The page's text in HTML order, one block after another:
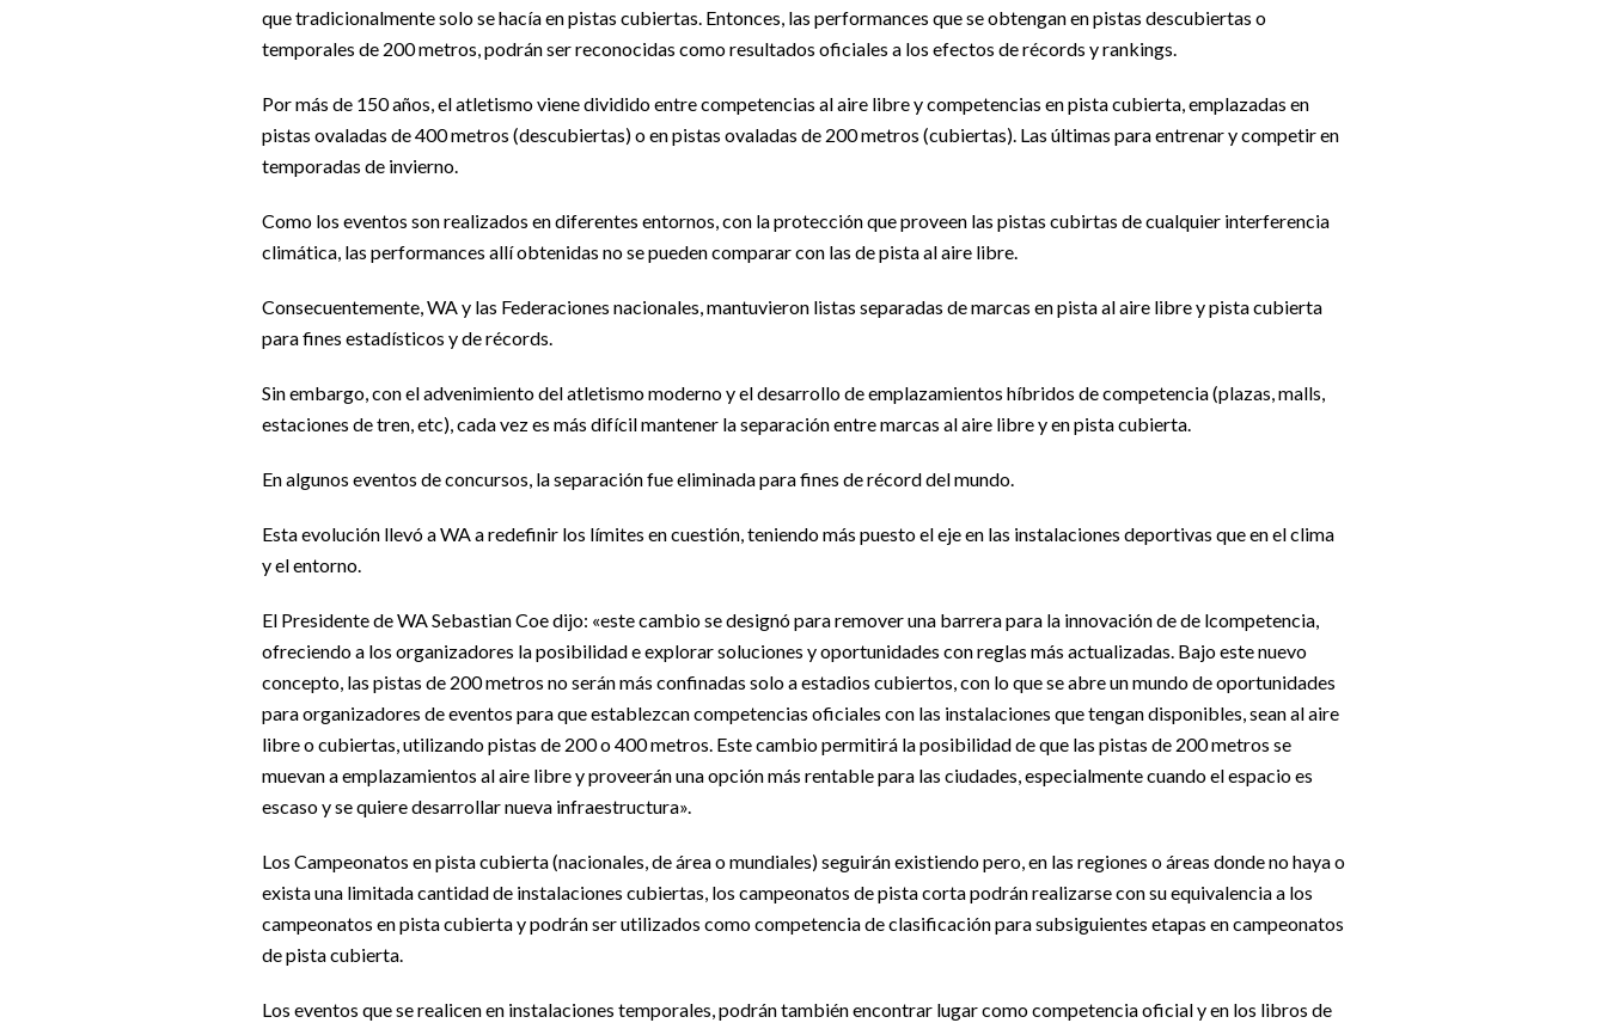
que tradicionalmente solo se hacía en pistas cubiertas. Entonces, las performances que se obtengan en pistas descubiertas o
temporales de 200 metros, podrán ser reconocidas como resultados oficiales a los efectos de récords y rankings.
Por más de 150 años, el atletismo viene dividido entre competencias al aire libre y competencias en pista cubierta, emplazadas en
pistas ovaladas de 400 metros (descubiertas) o en pistas ovaladas de 200 metros (cubiertas). Las últimas para entrenar y competir en
temporadas de invierno.
Como los eventos son realizados en diferentes entornos, con la protección que proveen las pistas cubirtas de cualquier interferencia
climática, las performances allí obtenidas no se pueden comparar con las de pista al aire libre.
Consecuentemente, WA y las Federaciones nacionales, mantuvieron listas separadas de marcas en pista al aire libre y pista cubierta
para fines estadísticos y de récords.
Sin embargo, con el advenimiento del atletismo moderno y el desarrollo de emplazamientos híbridos de competencia (plazas, malls,
estaciones de tren, etc), cada vez es más difícil mantener la separación entre marcas al aire libre y en pista cubierta.
En algunos eventos de concursos, la separación fue eliminada para fines de récord del mundo.
Esta evolución llevó a WA a redefinir los límites en cuestión, teniendo más puesto el eje en las instalaciones deportivas que en el clima
y el entorno.
El Presidente de WA Sebastian Coe dijo: «este cambio se designó para remover una barrera para la innovación de de lcompetencia,
ofreciendo a los organizadores la posibilidad e explorar soluciones y oportunidades con reglas más actualizadas. Bajo este nuevo
concepto, las pistas de 200 metros no serán más confinadas solo a estadios cubiertos, con lo que se abre un mundo de oportunidades
para organizadores de eventos para que establezcan competencias oficiales con las instalaciones que tengan disponibles, sean al aire
libre o cubiertas, utilizando pistas de 200 o 400 metros. Este cambio permitirá la posibilidad de que las pistas de 200 metros se
muevan a emplazamientos al aire libre y proveerán una opción más rentable para las ciudades, especialmente cuando el espacio es
escaso y se quiere desarrollar nueva infraestructura».
Los Campeonatos en pista cubierta (nacionales, de área o mundiales) seguirán existiendo pero, en las regiones o áreas donde no haya o
exista una limitada cantidad de instalaciones cubiertas, los campeonatos de pista corta podrán realizarse con su equivalencia a los
campeonatos en pista cubierta y podrán ser utilizados como competencia de clasificación para subsiguientes etapas en campeonatos
de pista cubierta.
Los eventos que se realicen en instalaciones temporales, podrán también encontrar lugar como competencia oficial y en los libros de